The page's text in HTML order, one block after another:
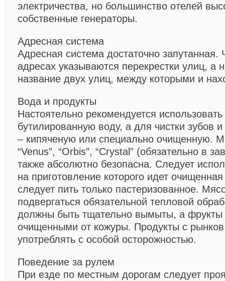
электричества, но большинство отелей
собственные генераторы.
Адресная система
Адресная система достаточно запутанная.
адресах указываются перекрестки улиц, а
название двух улиц, между которыми и
Вода и продукты
Hacтoятeльнo рекомендуется
бутилированную воду, а для чистки зубов
– кипяченую или специально очищенную.
“Venus”, “Orbis”, “Crystal” (обязательно в
также абсолютно безопасна. Следует
на приготовление которого идет
следует пить только пастеризованное.
подвергаться обязательной тепловой
должны быть тщательно вымыты, а фрукты
очищенными от кожуры. Продукты с рынков
употреблять с особой осторожностью.
Поведение за рулем
При езде по местным дорогам следует